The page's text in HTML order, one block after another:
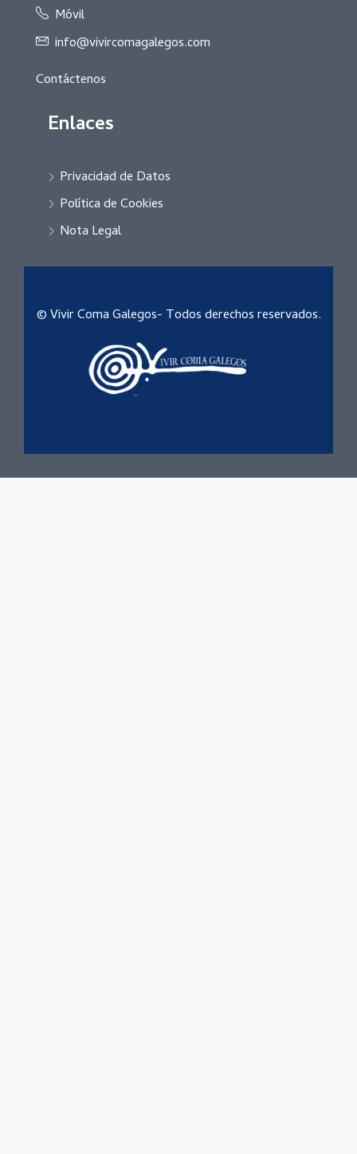
Móvil
info@vivircomagalegos.com
Contáctenos
Enlaces
Privacidad de Datos
Política de Cookies
Nota Legal
© Vivir Coma Galegos- Todos derechos reservados.